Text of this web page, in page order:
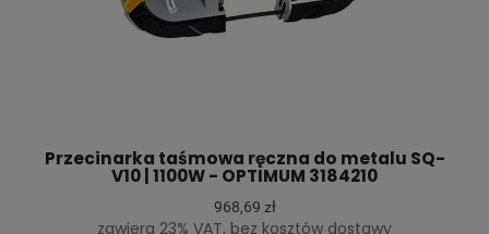
Przecinarka taśmowa ręczna do metalu SQ-
V10 | 1100W - OPTIMUM 3184210
968,69 zł
zawiera 23% VAT, bez kosztów dostawy